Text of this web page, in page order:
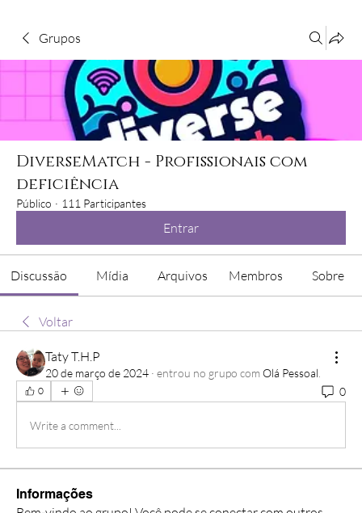
Grupos
DiverseMatch - Profissionais com
deficiência
Público · 111 Participantes
Entrar
Discussão Mídia Arquivos Membros Sobre
Voltar
Taty T.H.P
20 de março de 2024 · entrou no grupo comOlá Pessoal
0 0
Write a comment...
Informações